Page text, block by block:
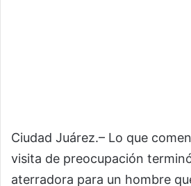
Ciudad Juárez.– Lo que
visita de preocupación
aterradora para un hombre